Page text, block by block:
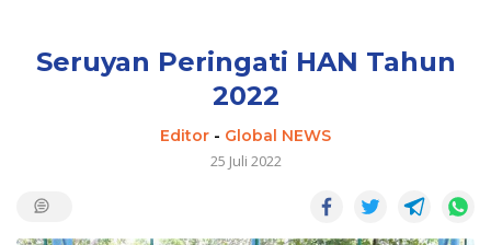
Seruyan Peringati HAN Tahun
2022
Editor - Global NEWS
25 Juli 2022